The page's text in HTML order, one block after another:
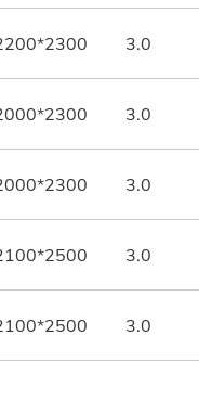
3.0
3.0
3.0
3.0
3.0